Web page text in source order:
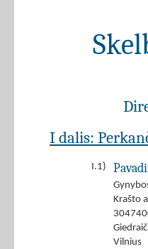
I dalis:
I.1)
Krašto
Vilnius